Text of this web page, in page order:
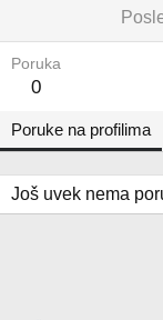
Poruka
0
Poruke na profilima
Još uvek nema